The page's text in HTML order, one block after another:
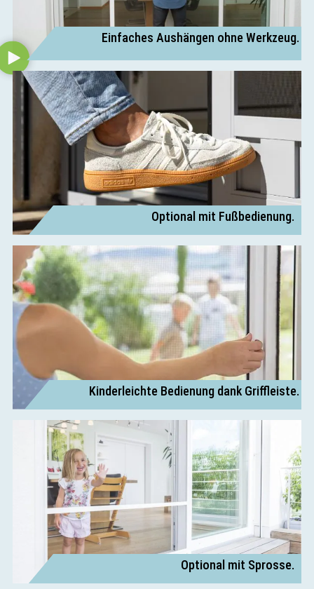
Einfaches Aushängen ohne Werkzeug.
Optional mit Fußbedienung.
Kinderleichte Bedienung dank Griffleiste.
Optional mit Sprosse.